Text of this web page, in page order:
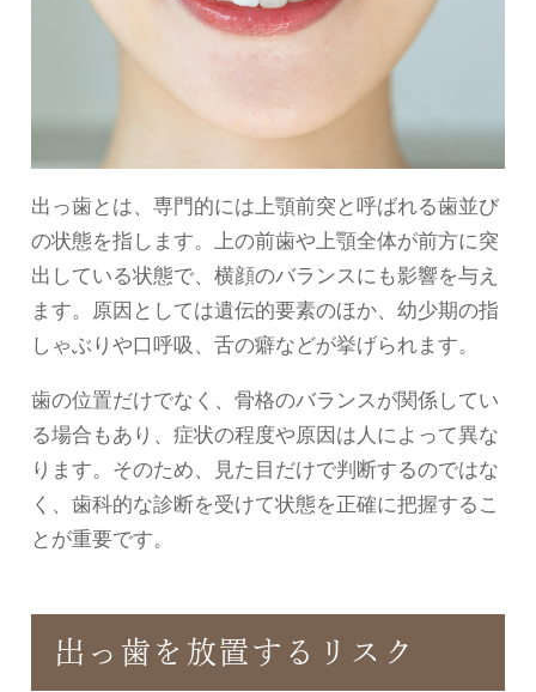
出っ歯とは、専門的には上顎前突と呼ばれる歯並び
の状態を指します。上の前歯や上顎全体が前方に突
出している状態で、横顔のバランスにも影響を与え
ます。原因としては遺伝的要素のほか、幼少期の指
しゃぶりや口呼吸、舌の癖などが挙げられます。
歯の位置だけでなく、骨格のバランスが関係してい
る場合もあり、症状の程度や原因は人によって異な
ります。そのため、見た目だけで判断するのではな
く、歯科的な診断を受けて状態を正確に把握するこ
とが重要です。
出っ歯を放置するリスク